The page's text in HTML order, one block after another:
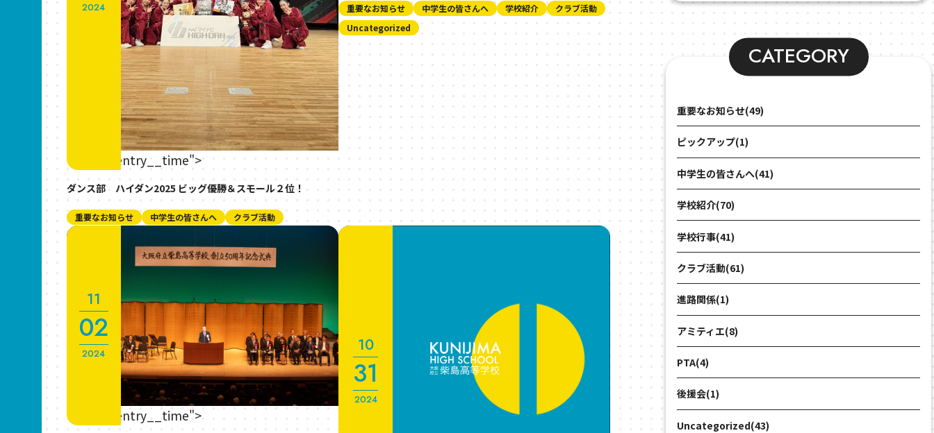
2024
" class="entry__time">
ダンス部 ハイダン2025 ビッグ優勝＆スモール２位！
重要なお知らせ 中学生の皆さんへ クラブ活動
重要なお知らせ 中学生の皆さんへ 学校紹介
クラブ活動
Uncategorized
2024
11
02
" class="entry__time">
2024
10
31
CATEGORY
重要なお知らせ(49)
ピックアップ(1)
中学生の皆さんへ(41)
学校紹介(70)
学校行事(41)
クラブ活動(61)
進路関係(1)
アミティエ(8)
PTA(4)
後援会(1)
Uncategorized(43)